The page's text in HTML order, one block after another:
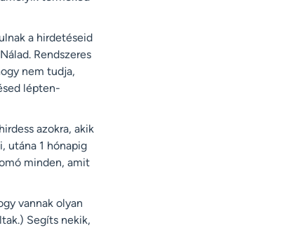
a hirdetéseid
Rendszeres
nem tudja,
lépten-
azokra, akik
utána 1 hónapig
minden, amit
vannak olyan
Segíts nekik,